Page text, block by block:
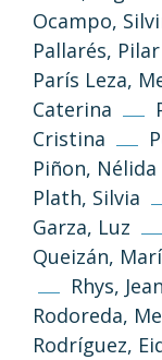
Ocampo,
Pallarés, Pilar
París Leza,
Caterina
Cristina
Piñon, Nélida
Plath, Silvia
Garza, Luz
Queizán,
Rhys, Jean
Rodoreda,
Rodríguez,
Política de
Política de